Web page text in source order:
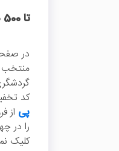
تا 500 هزار تومان کد تخفیف فروشگاه‌های منتخب اسنپ پی
در
منتخب
کد
پی از
را در
کلیک